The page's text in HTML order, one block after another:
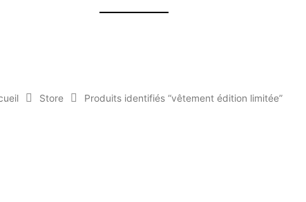
Store Produits identifiés “vêtement édition limitée”